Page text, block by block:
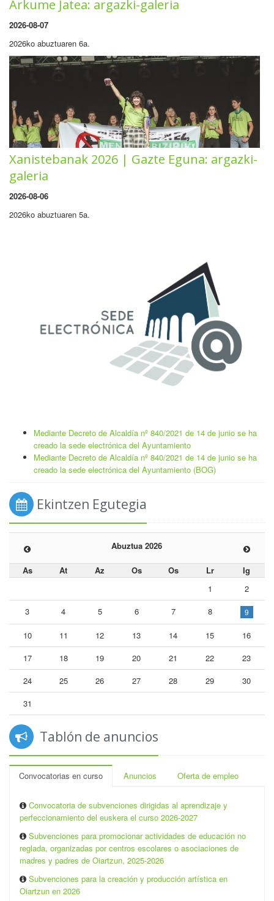
Arkume Jatea: argazki-galeria
2026-08-07
2026ko abuztuaren 6a.
Xanistebanak 2026 | Gazte Eguna: argazki-
galeria
2026-08-06
2026ko abuztuaren 5a.
Mediante Decreto de Alcaldía nº 840/2021 de 14 de junio se ha
creado la sede electrónica del Ayuntamiento
Mediante Decreto de Alcaldía nº 840/2021 de 14 de junio se ha
creado la sede electrónica del Ayuntamiento (BOG)
Ekintzen Egutegia
Abuztua 2026
As At Az Os Os Lr
Ig
1
2
3
4 5 6 7 8 9
10 11 12 13 14 15
16
17
18 19 20 21 22
23
24
25 26 27 28 29
30
31
Tablón de anuncios
Convocatorias en curso Anuncios Oferta de empleo
Convocatoria de subvenciones dirigidas al aprendizaje y
perfeccionamiento del euskera el curso 2026-2027
Subvenciones para promocionar actividades de educación no
reglada, organizadas por centros escolares o asociaciones de
madres y padres de Oiartzun, 2025-2026
Subvenciones para la creación y producción artística en
Oiartzun en 2026